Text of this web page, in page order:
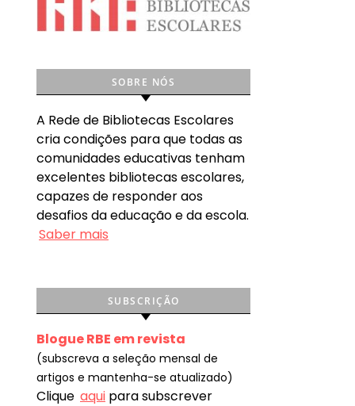
SOBRE NÓS
A Rede de Bibliotecas Escolares
cria condições para que todas as
comunidades educativas tenham
excelentes bibliotecas escolares,
capazes de responder aos
desafios da educação e da escola.
Saber mais
SUBSCRIÇÃO
Blogue RBE em revista
(subscreva a seleção mensal de
artigos e mantenha-se atualizado)
Clique aqui para subscrever